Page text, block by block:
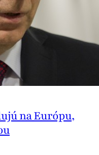
na Európu,